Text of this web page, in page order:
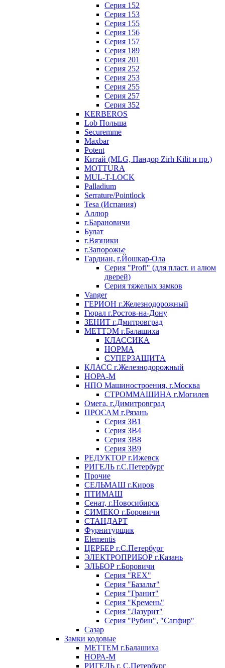
Серия 152
Серия 153
Серия 155
Серия 156
Серия 157
Серия 189
Серия 201
Серия 252
Серия 253
Серия 255
Серия 257
Серия 352
KERBEROS
Lob Польша
Securemme
Maxbar
Potent
Китай (MLG, Пандор Zirh Kilit и пр.)
MOTTURA
MUL-T-LOCK
Palladium
Serrature/Pointlock
Tesa (Испания)
Аллюр
г.Барановичи
Булат
г.Вязники
г.Запорожье
Гардиан, г.Йошкар-Ола
Серия "Profi" (для пласт. и алюм
дверей)
Серия тяжелых замков
Vanger
ГЕРИОН г.Железнодорожный
Гюрал г.Ростов-на-Дону
ЗЕНИТ г.Дмитровград
МЕТТЭМ г.Балашиха
КЛАССИКА
НОРМА
СУПЕРЗАЩИТА
КЛАСС г.Железнодорожный
НОРА-М
НПО Машиностроения, г.Москва
СТРОММАШИНА г.Могилев
Омега, г.Димитровград
ПРОСАМ г.Рязань
Серия ЗВ1
Серия ЗВ4
Серия ЗВ8
Серия ЗВ9
РЕДУКТОР г.Ижевск
РИГЕЛЬ г.С.Петербург
Прочие
СЕЛЬМАШ г.Киров
ПТИМАШ
Сенат, г.Новосибирск
СИМЕКО г.Боровичи
СТАНДАРТ
Фурнитурщик
Elementis
ЦЕРБЕР г.С.Петербург
ЭЛЕКТРОПРИБОР г.Казань
ЭЛЬБОР г.Боровичи
Серия "REX"
Серия "Базальт"
Серия "Гранит"
Серия "Кремень"
Серия "Лазурит"
Серия "Рубин", "Сапфир"
Сазар
Замки кодовые
МЕТТЕМ г.Балашиха
НОРА-М
РИГЕЛЬ г. С.Петербург